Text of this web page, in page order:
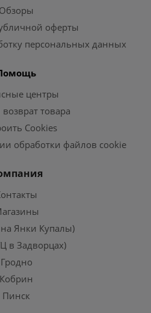
Обзоры
оферты
персональных данных
центры
товара
Cookies
обработки файлов cookie
на Янки Купалы)
в Задворцах)
Гродно
Кобрин
Пинск